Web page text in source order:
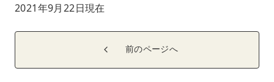
2021年9月22日現在
前のページへ